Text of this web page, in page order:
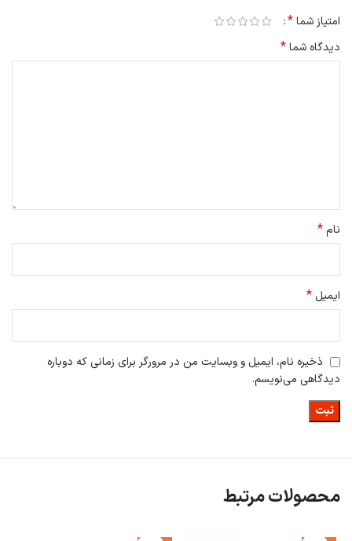
امتیاز شما*
دیدگاه شما*
نام*
ایمیل *
ذخیره نام، ایمیل و وبسایت من در مرورگر برای زمانی که دوباره
دیدگاهی می‌نویسم.
محصولات مرتبط